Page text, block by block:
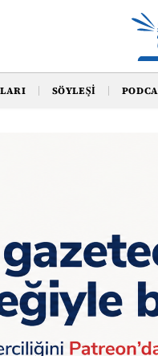
SÖYLEŞI